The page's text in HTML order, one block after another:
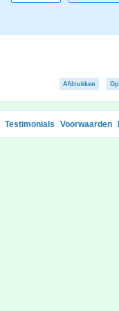
Afdrukken
Testimonials Voorwaarden